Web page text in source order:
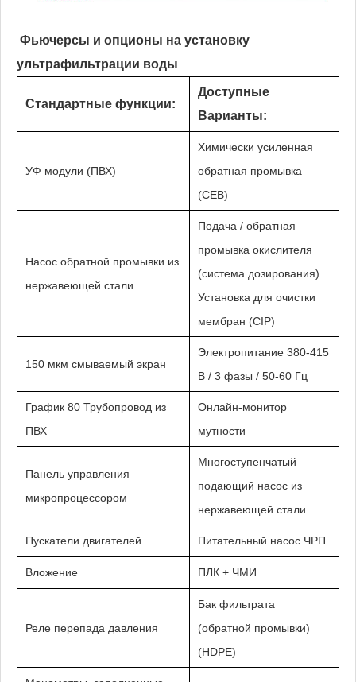
Фьючерсы и опционы на установку
ультрафильтрации воды
Стандартные функции:
Доступные
Варианты:
УФ модули (ПВХ)
Химически усиленная
обратная промывка
(CEB)
Насос обратной промывки из
нержавеющей стали
Подача / обратная
промывка окислителя
(система дозирования)
Установка для очистки
мембран (CIP)
150 мкм смываемый экран
Электропитание 380-415
В / 3 фазы / 50-60 Гц
График 80 Трубопровод из
ПВХ
Онлайн-монитор
мутности
Панель управления
микропроцессором
Многоступенчатый
подающий насос из
нержавеющей стали
Пускатели двигателей Питательный насос ЧРП
Вложение ПЛК + ЧМИ
Реле перепада давления
Бак фильтрата
(обратной промывки)
(HDPE)